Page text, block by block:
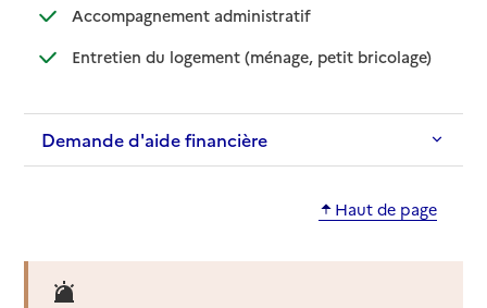
Accompagnement administratif: disponible
: non disponible
Entretien du logement (ménage, petit bricolage): disponible
: non
Demande d'aide financière
Haut de page